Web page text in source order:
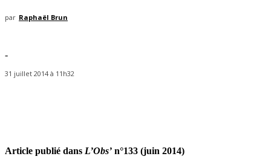
par Raphaël Brun
-
31 juillet 2014 à 11h32
Article publié dans L’Obs’ n°133 (juin 2014)